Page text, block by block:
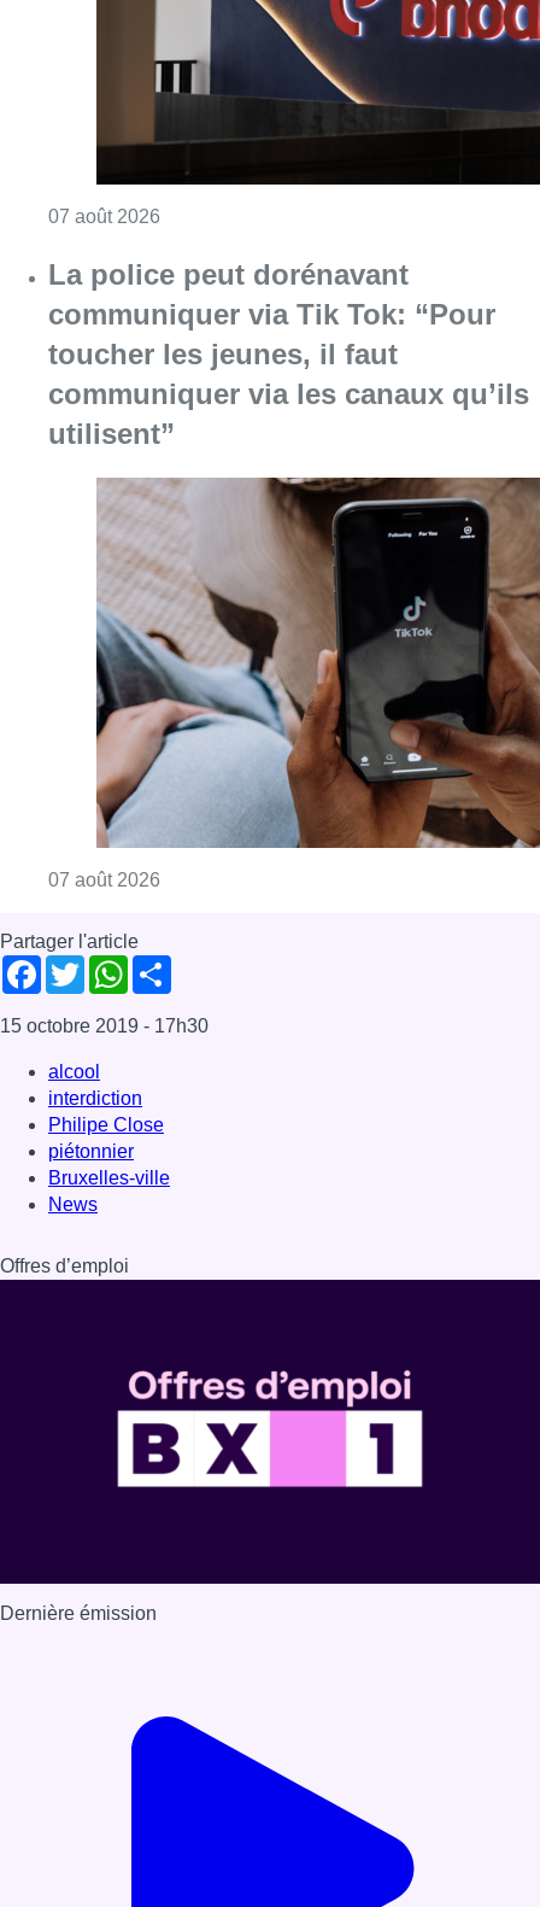
07 août 2026
La police peut dorénavant
communiquer via Tik Tok: “Pour
toucher les jeunes, il faut
communiquer via les canaux qu’ils
utilisent”
07 août 2026
Partager l'article
Facebook
TwitterWhatsApp
15 octobre 2019 - 17h30
alcool
interdiction
Philipe Close
piétonnier
Bruxelles-ville
News
Offres d’emploi
Dernière émission